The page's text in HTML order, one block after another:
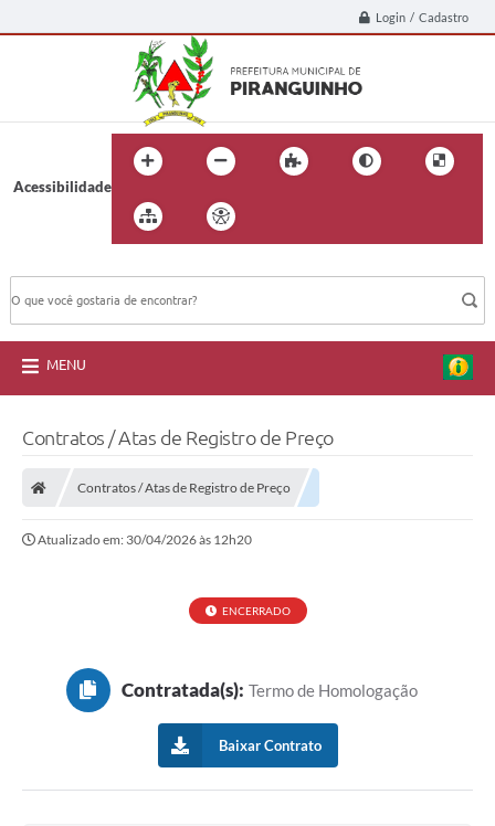
Login / Cadastro
Acessibilidade
MENU
Contratos / Atas de Registro de Preço
Contratos / Atas de Registro de Preço
Atualizado em: 30/04/2026 às 12h20
ENCERRADO
Contratada(s): Termo de Homologação
Baixar Contrato